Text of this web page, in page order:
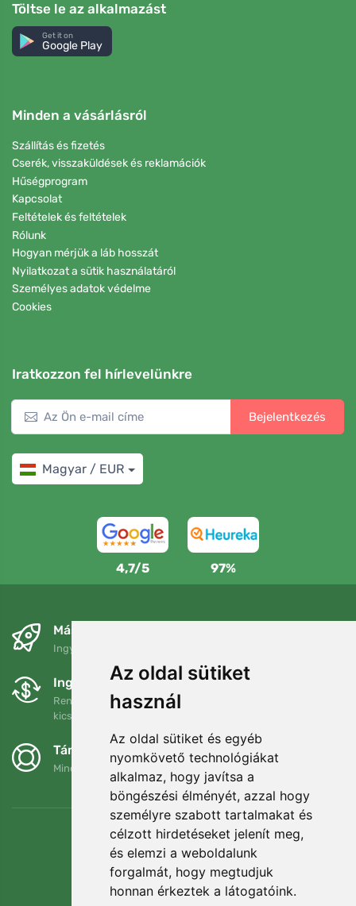
Az oldal sütiket
használ
Az oldal sütiket és egyéb
nyomkövető technológiákat
alkalmaz, hogy javítsa a
böngészési élményét, azzal hogy
személyre szabott tartalmakat és
célzott hirdetéseket jelenít meg,
és elemzi a weboldalunk
forgalmát, hogy megtudjuk
honnan érkeztek a látogatóink.
Töltse le az alkalmazást
Get it on
Google Play
Minden a vásárlásról
Szállítás és fizetés
Cserék, visszaküldések és reklamációk
Hűségprogram
Kapcsolat
Feltételek és feltételek
Rólunk
Hogyan mérjük a láb hosszát
Nyilatkozat a sütik használatáról
Személyes adatok védelme
Cookies
Iratkozzon fel hírlevelünkre
Bejelentkezés
Magyar / EUR
4,7/5 97%
Másnapra és ingyenesen
Ingyenes szállítás a következő összeg felett: 80 EUR
Ingyenes csere és visszaküldés
Rendelését 90 napon belül bármikor visszaküldheti vagy
kicserélheti.
Támogatjuk a Trees.org-ot
Minden megrendelésért ültetünk egy fát! Bővebben